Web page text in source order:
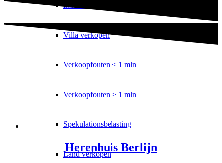
Immobilie waarderen
Villa verkopen
Verkoopfouten < 1 mln
Verkoopfouten > 1 mln
Spekulationsbelasting
Land verkopen
Herenhuis Berlijn